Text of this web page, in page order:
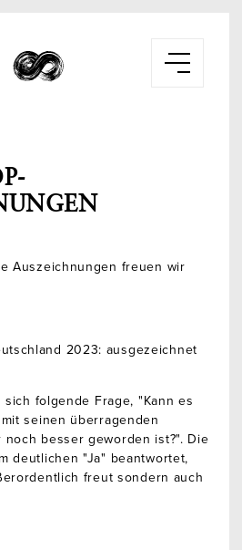
Auszeichnungen freuen wir
2023: ausgezeichnet
folgende Frage, "Kann es
seinen überragenden
noch besser geworden ist?". Die
deutlichen "Ja" beantwortet,
freut sondern auch